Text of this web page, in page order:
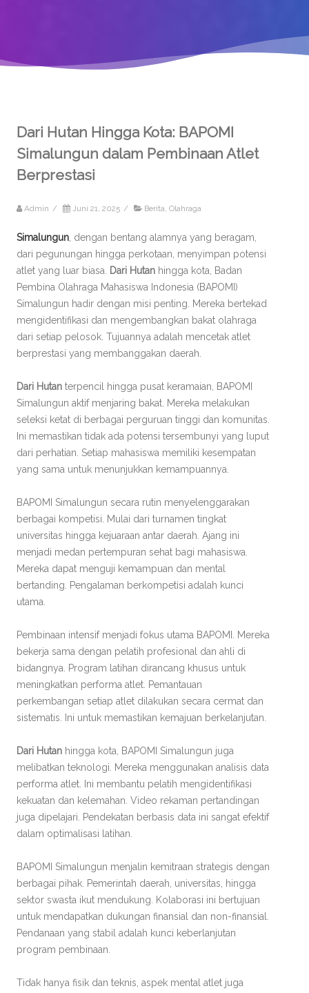
Dari Hutan Hingga Kota: BAPOMI
Simalungun dalam Pembinaan Atlet
Berprestasi
Admin / Juni 21, 2025 / Berita, Olahraga
Simalungun , dengan bentang alamnya yang beragam,
dari pegunungan hingga perkotaan, menyimpan potensi
atlet yang luar biasa.
Dari Hutan hingga kota, Badan
Pembina Olahraga Mahasiswa Indonesia (BAPOMI)
Simalungun hadir dengan misi penting. Mereka bertekad
mengidentifikasi dan mengembangkan bakat olahraga
dari setiap pelosok. Tujuannya adalah mencetak atlet
berprestasi yang membanggakan daerah.
Dari Hutan terpencil hingga pusat keramaian, BAPOMI
Simalungun aktif menjaring bakat. Mereka melakukan
seleksi ketat di berbagai perguruan tinggi dan komunitas.
Ini memastikan tidak ada potensi tersembunyi yang luput
dari perhatian. Setiap mahasiswa memiliki kesempatan
yang sama untuk menunjukkan kemampuannya.
BAPOMI Simalungun secara rutin menyelenggarakan
berbagai kompetisi. Mulai dari turnamen tingkat
universitas hingga kejuaraan antar daerah. Ajang ini
menjadi medan pertempuran sehat bagi mahasiswa.
Mereka dapat menguji kemampuan dan mental
bertanding. Pengalaman berkompetisi adalah kunci
utama.
Pembinaan intensif menjadi fokus utama BAPOMI. Mereka
bekerja sama dengan pelatih profesional dan ahli di
bidangnya. Program latihan dirancang khusus untuk
meningkatkan performa atlet. Pemantauan
perkembangan setiap atlet dilakukan secara cermat dan
sistematis. Ini untuk memastikan kemajuan berkelanjutan.
Dari Hutan hingga kota, BAPOMI Simalungun juga
melibatkan teknologi. Mereka menggunakan analisis data
performa atlet. Ini membantu pelatih mengidentifikasi
kekuatan dan kelemahan. Video rekaman pertandingan
juga dipelajari. Pendekatan berbasis data ini sangat efektif
dalam optimalisasi latihan.
BAPOMI Simalungun menjalin kemitraan strategis dengan
berbagai pihak. Pemerintah daerah, universitas, hingga
sektor swasta ikut mendukung. Kolaborasi ini bertujuan
untuk mendapatkan dukungan finansial dan non-finansial.
Pendanaan yang stabil adalah kunci keberlanjutan
program pembinaan.
Tidak hanya fisik dan teknis, aspek mental atlet juga